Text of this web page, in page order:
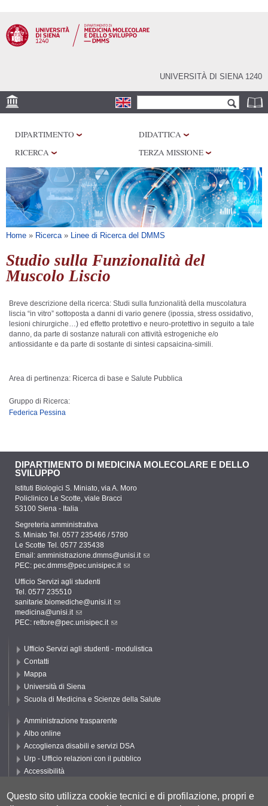
contenuto
principale
UNIVERSITÀ DI SIENA 1240
Form di ricerca
CENTRI DI RICERCA
LABORATORI
BIBLIOTECHE
SERVIZI
DIPARTIMENTO
DIDATTICA
RICERCA
TERZA MISSIONE
Tu sei qui
Home » Ricerca» Linee di Ricerca del DMMS
Studio sulla Funzionalità del
Muscolo Liscio
Breve descrizione della ricerca: Studi sulla funzionalità della muscolatura
liscia “in vitro” sottoposta a danni di vario genere (ipossia, stress ossidativo,
lesioni chirurgiche…) ed effetto protettivo e neuro-protettivo in seguito a tale
danno, da parte di sostanze naturali con attività estrogeniche e/o
antiossidante e da parte di sostante di sintesi capsaicina-simili.
Area di pertinenza: Ricerca di base e Salute Pubblica
Gruppo di Ricerca:
Federica Pessina
DIPARTIMENTO DI MEDICINA MOLECOLARE E DELLO
SVILUPPO
Istituti Biologici S. Miniato, via A. Moro
Policlinico Le Scotte, viale Bracci
53100 Siena - Italia
Segreteria amministrativa
S. Miniato Tel. 0577 235466 / 5780
Le Scotte Tel. 0577 235438
Email: amministrazione.dmms@unisi.it
PEC: pec.dmms@pec.unisipec.it
Ufficio Servizi agli studenti
Tel. 0577 235510
sanitarie.biomediche@unisi.it
medicina@unisi.it
PEC: rettore@pec.unisipec.it
Ufficio Servizi agli studenti - modulistica
Contatti
Mappa
Università di Siena
Scuola di Medicina e Scienze della Salute
Amministrazione trasparente
Albo online
Accoglienza disabili e servizi DSA
Urp - Ufficio relazioni con il pubblico
Accessibilità
Cookie settings
Questo sito utilizza cookie tecnici e di profilazione, propri e